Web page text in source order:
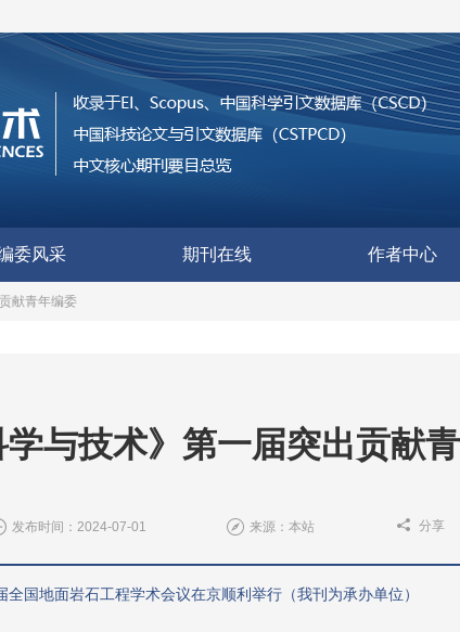
委风采 期刊在线 作者中心
献青年编委
学与技术》第一届突出贡献
发布时间：2024-07-01 来源：本站 分享
国地面岩石工程学术会议在京顺利举行（我刊为承办单位）